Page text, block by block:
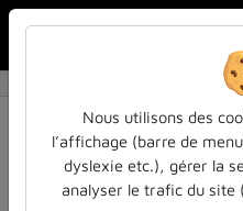
Résultats de la
Filtres actifs (cliquer pour
bibliotheques-universitaires
Nous utilisons des
l’affichage (barre de
dyslexie etc.), gérer la
analyser le trafic du site